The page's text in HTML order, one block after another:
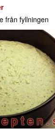
från fyllningen